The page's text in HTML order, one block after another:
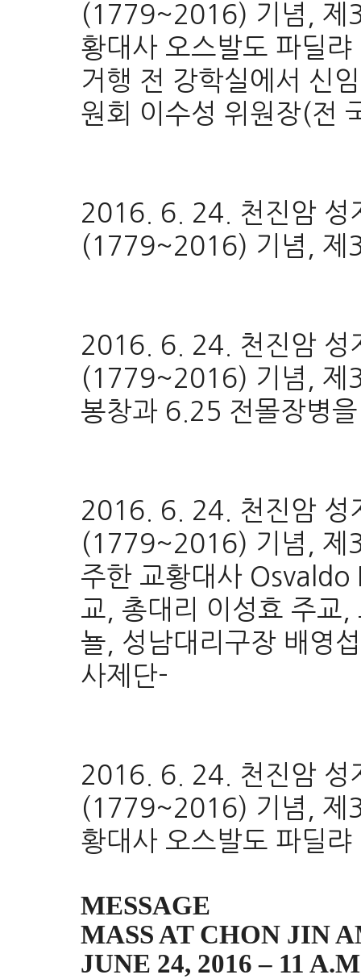
(1779~2016) 기념, 제
황대사 오스발도 파딜
거행 전 강학실에서 신
원회 이수성 위원장(전
2016. 6. 24. 천진암 성
(1779~2016) 기념, 제
2016. 6. 24. 천진암 성
(1779~2016) 기념, 제
봉창과 6.25 전몰장병
2016. 6. 24. 천진암 성
(1779~2016) 기념, 제
주한 교황대사 Osvaldo
교, 총대리 이성효 주교
뇰, 성남대리구장 배영
사제단-
2016. 6. 24. 천진암 성
(1779~2016) 기념, 제
황대사 오스발도 파딜
MESSAGE
MASS AT CHON JIN
JUNE 24, 2016 – 11